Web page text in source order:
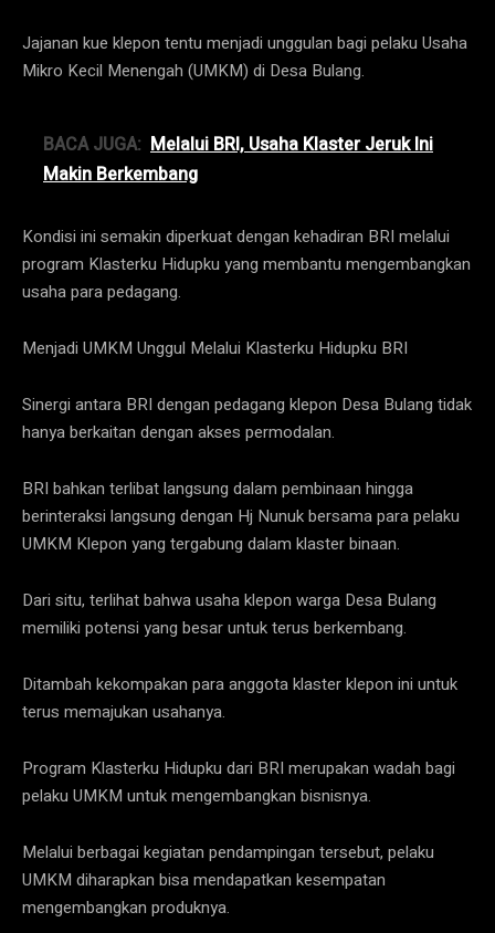
Jajanan kue klepon tentu menjadi unggulan bagi pelaku Usaha
Mikro Kecil Menengah (UMKM) di Desa Bulang.
BACA JUGA: Melalui BRI, Usaha Klaster Jeruk Ini
Makin Berkembang
Kondisi ini semakin diperkuat dengan kehadiran BRI melalui
program Klasterku Hidupku yang membantu mengembangkan
usaha para pedagang.
Menjadi UMKM Unggul Melalui Klasterku Hidupku BRI
Sinergi antara BRI dengan pedagang klepon Desa Bulang tidak
hanya berkaitan dengan akses permodalan.
BRI bahkan terlibat langsung dalam pembinaan hingga
berinteraksi langsung dengan Hj Nunuk bersama para pelaku
UMKM Klepon yang tergabung dalam klaster binaan.
Dari situ, terlihat bahwa usaha klepon warga Desa Bulang
memiliki potensi yang besar untuk terus berkembang.
Ditambah kekompakan para anggota klaster klepon ini untuk
terus memajukan usahanya.
Program Klasterku Hidupku dari BRI merupakan wadah bagi
pelaku UMKM untuk mengembangkan bisnisnya.
Melalui berbagai kegiatan pendampingan tersebut, pelaku
UMKM diharapkan bisa mendapatkan kesempatan
mengembangkan produknya.